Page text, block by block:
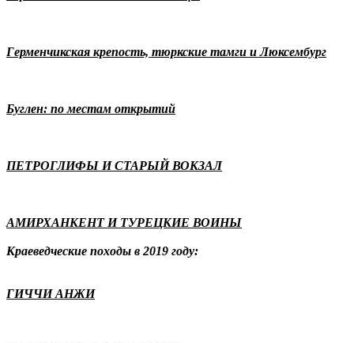
Герменчикская крепость, тюркские тамги и Люксембург
Буглен: по местам открытий
ПЕТРОГЛИФЫ И СТАРЫЙ ВОКЗАЛ
АМИРХАНКЕНТ И ТУРЕЦКИЕ ВОИНЫ
Краеведческие походы в 2019 году:
ГИЧЧИ АНЖИ